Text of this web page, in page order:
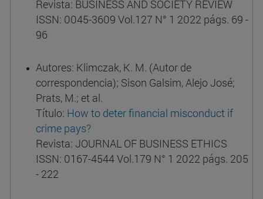
Revista: BUSINESS AND SOCIETY REVIEW
ISSN: 0045-3609 Vol.127 N° 1 2022 págs. 69 -
96
Autores: Klimczak, K. M. (Autor de
correspondencia); Sison Galsim, Alejo José;
Prats, M.; et al.
Título: How to deter financial misconduct if
crime pays?
Revista: JOURNAL OF BUSINESS ETHICS
ISSN: 0167-4544 Vol.179 N° 1 2022 págs. 205
- 222